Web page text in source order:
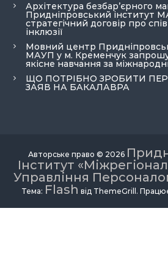
Архітектура безбар’єрного
Придніпровський інститут
стратегічний договір про
інклюзії
Мовний центр
МАУП у м. Кременчук
якісне навчання за
ЩО ПОТРІБНО ЗРОБИТИ
ЗАЯВ НА БАКАЛАВРА
Авторське право © 2026
Інститут
Управління
Тема: Flash від ThemeGrill.